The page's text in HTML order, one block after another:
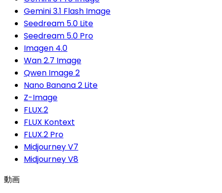
Gemini 3.1 Flash Image
Seedream 5.0 Lite
Seedream 5.0 Pro
Imagen 4.0
Wan 2.7 Image
Qwen Image 2
Nano Banana 2 Lite
Z-Image
FLUX.2
FLUX Kontext
FLUX.2 Pro
Midjourney V7
Midjourney V8
動画